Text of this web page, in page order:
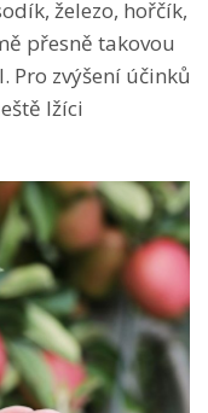
železo, hořčík,
přesně takovou
Pro zvýšení účinků
lžíci